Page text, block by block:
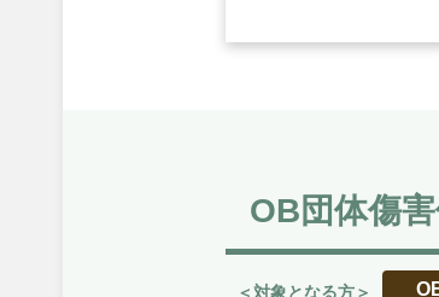
OB団体傷
＜対象となる方＞